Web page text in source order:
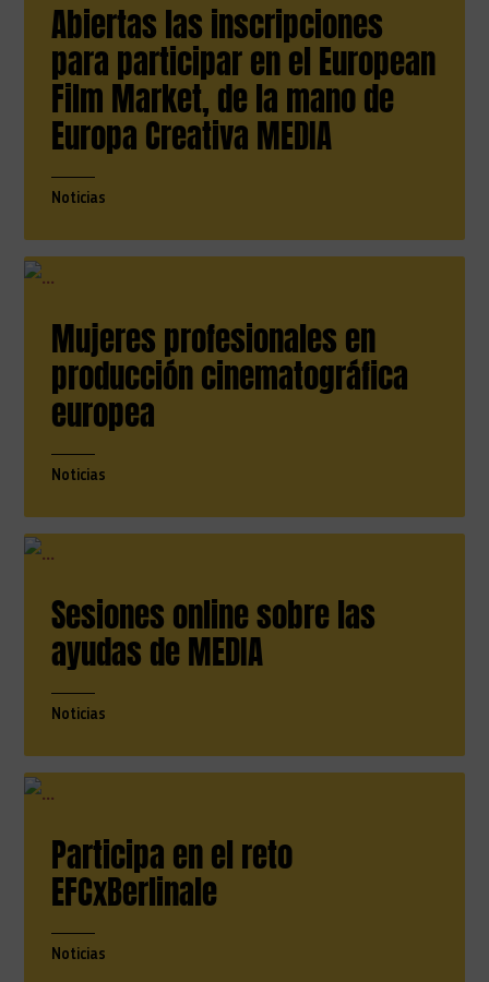
Abiertas las inscripciones
para participar en el European
Film Market, de la mano de
Europa Creativa MEDIA
Noticias
Mujeres profesionales en
producción cinematográfica
europea
Noticias
Sesiones online sobre las
ayudas de MEDIA
Noticias
Participa en el reto
EFCxBerlinale
Noticias